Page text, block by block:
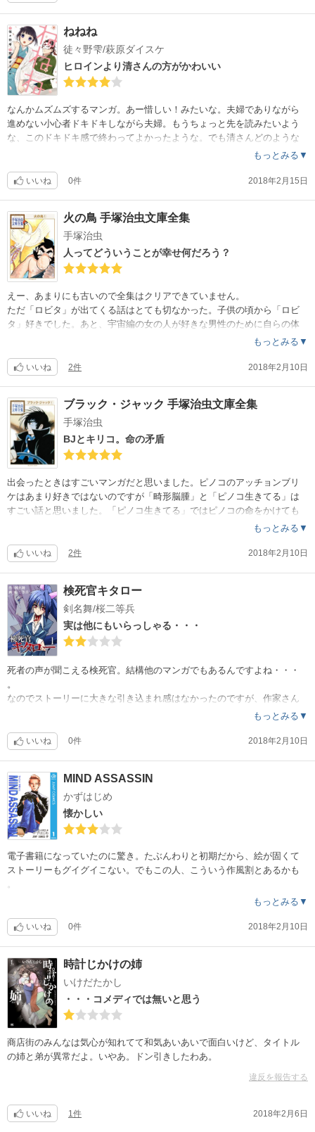
ねねね
徒々野雫/萩原ダイスケ
ヒロインより清さんの方がかわいい
なんかムズムズするマンガ。あー惜しい！みたいな。夫婦でありながら
進めない小心者ドキドキしながら夫婦。もうちょっと先を読みたいよう
な、このドキドキ感で終わってよかったような。でも清さんどのような
もっとみる▼
いいね 0件 2018年2月15日
火の鳥 手塚治虫文庫全集
手塚治虫
人ってどういうことが幸せ何だろう？
えー、あまりにも古いので全集はクリアできていません。
ただ「ロビタ」が出てくる話はとても切なかった。子供の頃から「ロビ
タ」好きでした。あと、宇宙編の女の人が好きな男性のために自らの体
を変えてしまう話。子供にはそんな女心はわからず、すごく怖い話に感
もっとみる▼
いいね 2件 2018年2月10日
ブラック・ジャック 手塚治虫文庫全集
手塚治虫
BJとキリコ。命の矛盾
出会ったときはすごいマンガだと思いました。ピノコのアッチョンブリ
ケはあまり好きではないのですが「畸形脳腫」と「ピノコ生きてる」は
すごい話と思いました。「ピノコ生きてる」ではピノコの命をかけても
いい願いが込められています。そしてキリコ。悪役だと思っていたら、
もっとみる▼
いいね 2件 2018年2月10日
検死官キタロー
剣名舞/桜二等兵
実は他にもいらっしゃる・・・
死者の声が聞こえる検死官。結構他のマンガでもあるんですよね・・・
。
なのでストーリーに大きな引き込まれ感はなかったのですが、作家さん
もっとみる▼
いいね 0件 2018年2月10日
MIND ASSASSIN
かずはじめ
懐かしい
電子書籍になっていたのに驚き。たぶんわりと初期だから、絵が固くて
ストーリーもグイグイこない。でもこの人、こういう作風割とあるかも
もっとみる▼
いいね 0件 2018年2月10日
時計じかけの姉
いけだたかし
・・・コメディでは無いと思う
商店街のみんなは気心が知れてて和気あいあいで面白いけど、タイトル
の姉と弟が異常だよ。いやあ。ドン引きしたわあ。
違反を報告する
いいね 1件 2018年2月6日